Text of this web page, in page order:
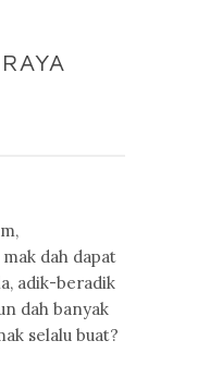
dah dapat
adik-beradik
dah banyak
selalu buat?